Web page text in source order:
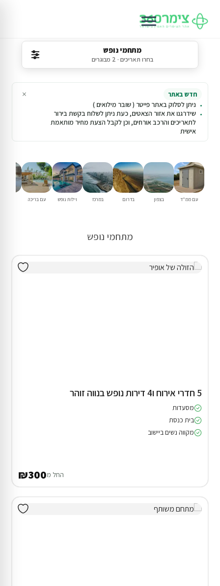
מתחמי נופש
בחרו תאריכים · 2 מבוגרים
חדש באתר
ניתן לסלוק באתר פייטר ( שובר מילואים )
שידרגנו את אזור הצאטים, כעת ניתן לשלוח בקשת בירור
לתאריכים והרכב אורחים, וכן לקבל הצעת מחיר מותאמת
אישית
×
עם ממ"ד בצפון בדרום במרכז וילות נופש עם בריכה
מתחמי נופש
5 חדרי אירוח ו4 דירות נופש בנווה זוהר
מסעדות
בית כנסת
מקווה נשים ביישוב
החל מ₪300